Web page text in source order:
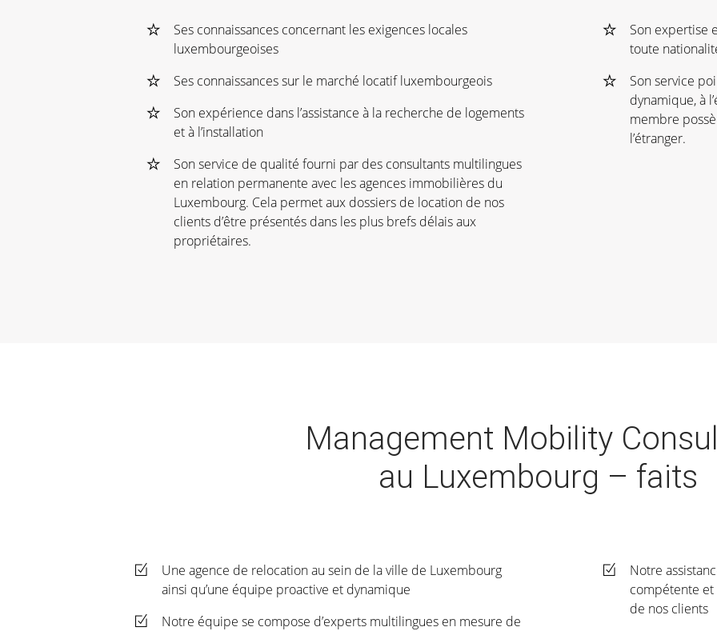
Ses connaissances concernant les exigences locales
luxembourgeoises
Ses connaissances sur le marché locatif luxembourgeois
Son expérience dans l’assistance à la recherche de logements
et à l’installation
Son service de qualité fourni par des consultants multilingues
en relation permanente avec les agences immobilières du
Luxembourg. Cela permet aux dossiers de location de nos
clients d’être présentés dans les plus brefs délais aux
propriétaires.
Son expertise
toute
Son service
dynamique, à
membre
l’étranger.
Management Mobility
au Luxembourg – faits
Une agence de relocation au sein de la ville de Luxembourg
ainsi qu’une équipe proactive et dynamique
Notre équipe se compose d’experts multilingues en mesure de
Notre
compétente et
de nos clients